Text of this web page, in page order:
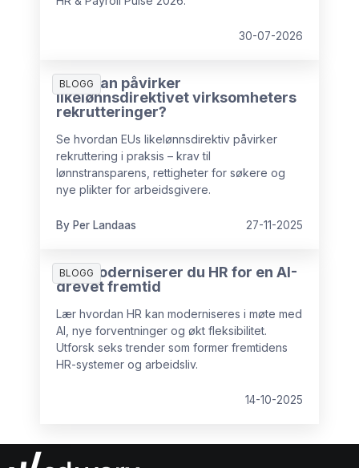
30-07-2026
BLOGG
Hvordan påvirker
likelønnsdirektivet virksomheters
rekrutteringer?
Se hvordan EUs likelønnsdirektiv påvirker
rekruttering i praksis – krav til
lønnstransparens, rettigheter for søkere og
nye plikter for arbeidsgivere.
By Per Landaas 27-11-2025
BLOGG
Slik moderniserer du HR for en AI-
drevet fremtid
Lær hvordan HR kan moderniseres i møte med
AI, nye forventninger og økt fleksibilitet.
Utforsk seks trender som former fremtidens
HR-systemer og arbeidsliv.
14-10-2025